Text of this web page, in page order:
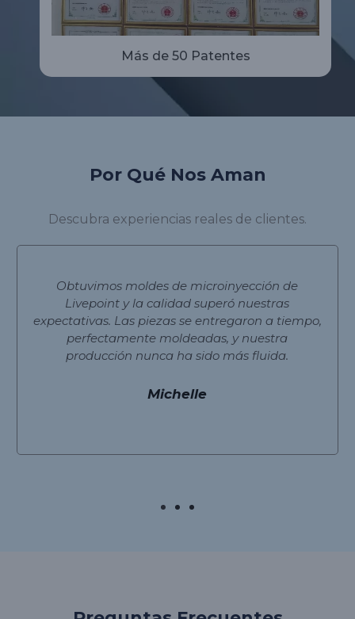
Más de 50 Patentes
Por Qué Nos Aman
Descubra experiencias reales de clientes.
Obtuvimos moldes de microinyección de
Livepoint y la calidad superó nuestras
expectativas. Las piezas se entregaron a tiempo,
perfectamente moldeadas, y nuestra
producción nunca ha sido más fluida.
Michelle